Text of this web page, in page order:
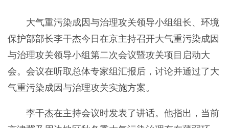
大气重污染成因与治理攻关领导小组组长、环境
保护部部长李干杰今日在京主持召开大气重污染成因
与治理攻关领导小组第二次会议暨攻关项目启动大
会。会议在听取总体专家组汇报后，讨论并通过了大
气重污染成因与治理攻关实施方案。
李干杰在主持会议时发表了讲话。他指出，当前